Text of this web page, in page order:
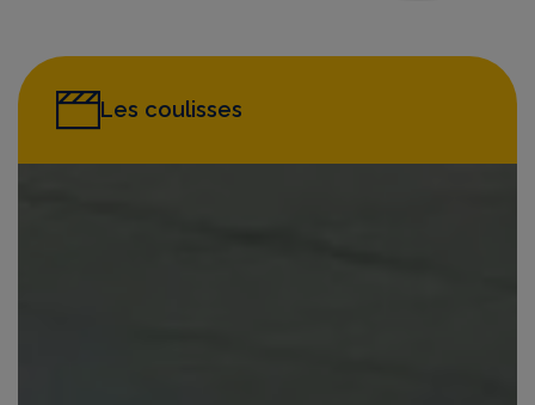
Les coulisses